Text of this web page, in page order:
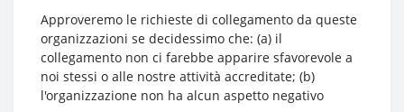
Approveremo le richieste di collegamento da queste
organizzazioni se decidessimo che: (a) il
collegamento non ci farebbe apparire sfavorevole a
noi stessi o alle nostre attività accreditate; (b)
l'organizzazione non ha alcun aspetto negativo